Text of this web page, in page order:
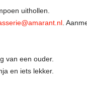
uithollen.
.
van een ouder.
en iets lekker.